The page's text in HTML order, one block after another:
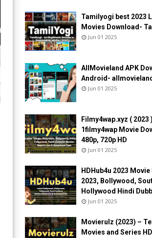
Tamilyogi best 2023
Movies Download-
Jun 01 2025
AllMovieland APK
Android-
Jun 01 2025
Filmy4wap.xyz ( 2023
1filmy4wap Movie
480p, 720p HD
Jun 01 2025
HDHub4u 2023
2023, Bollywood,
Hollywood Hindi
Jun 01 2025
Movierulz (2023) –
Movies and Series HD